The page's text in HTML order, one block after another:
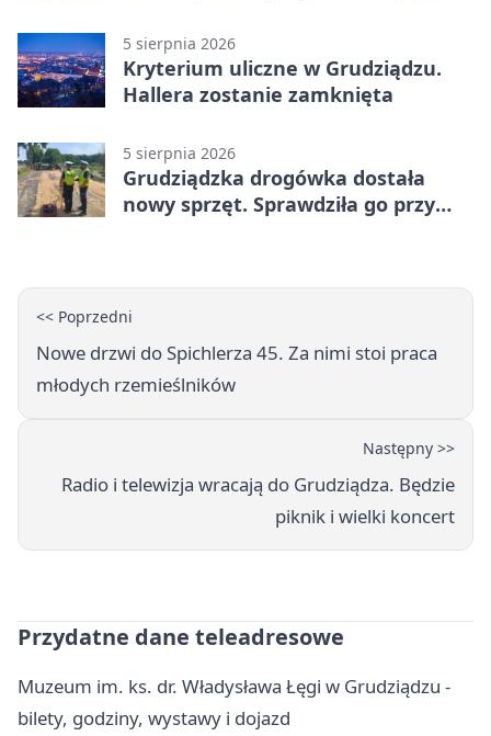
5 sierpnia 2026
Kryterium uliczne w Grudziądzu.
Hallera zostanie zamknięta
5 sierpnia 2026
Grudziądzka drogówka dostała
nowy sprzęt. Sprawdziła go przy
<< Poprzedni
Nowe drzwi do Spichlerza 45. Za nimi stoi praca
młodych rzemieślników
Następny >>
Radio i telewizja wracają do Grudziądza. Będzie
piknik i wielki koncert
Przydatne dane teleadresowe
Muzeum im. ks. dr. Władysława Łęgi w Grudziądzu -
bilety, godziny, wystawy i dojazd